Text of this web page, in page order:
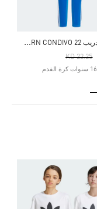
ب
نطال تدريب FC BAYERN CONDIVO 22
Price Reduced From
KD 22.25
To
Price Reduced From
To